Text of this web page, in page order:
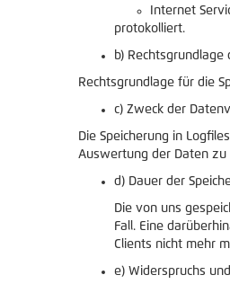
Internet
protokolliert.
b)
Rechtsgrundlage für die
c) Zweck der
Die Speicherung in
Auswertung der Daten
d) Dauer der
Die von uns
Fall. Eine
Clients nicht mehr
e) Widerspruchs